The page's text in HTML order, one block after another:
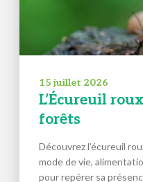
15 juillet 2026
L’Écureuil
forêts
Découvrez l’écureuil
mode de vie,
pour repérer sa